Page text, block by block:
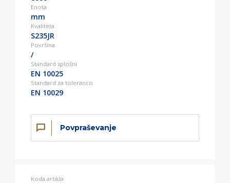
Enota
mm
Kvaliteta
S235JR
Površina
/
Standard splošni
EN 10025
Standard za toleranco
EN 10029
Povpraševanje
Koda artikla